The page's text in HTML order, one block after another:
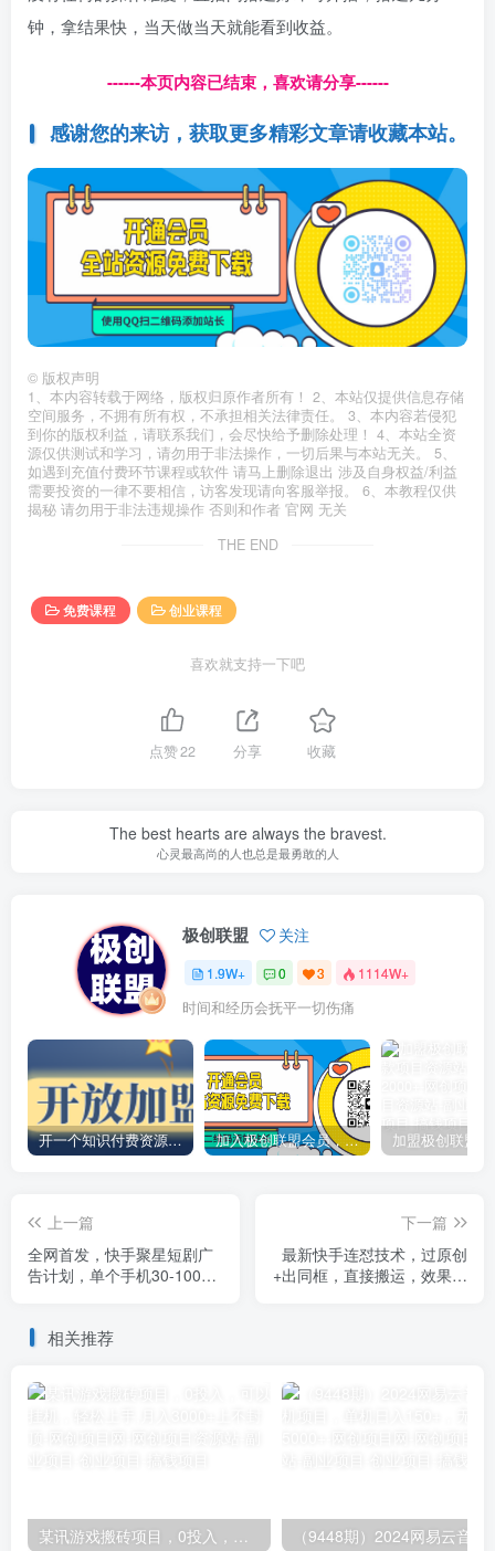
钟，拿结果快，当天做当天就能看到收益。
------本页内容已结束，喜欢请分享------
感谢您的来访，获取更多精彩文章请收藏本站。
© 版权声明
1、本内容转载于网络，版权归原作者所有！ 2、本站仅提供信息存储
空间服务，不拥有所有权，不承担相关法律责任。 3、本内容若侵犯
到你的版权利益，请联系我们，会尽快给予删除处理！ 4、本站全资
源仅供测试和学习，请勿用于非法操作，一切后果与本站无关。 5、
如遇到充值付费环节课程或软件 请马上删除退出 涉及自身权益/利益
需要投资的一律不要相信，访客发现请向客服举报。 6、本教程仅供
揭秘 请勿用于非法违规操作 否则和作者 官网 无关
THE END
免费课程 创业课程
喜欢就支持一下吧
点赞22 分享 收藏
The best hearts are always the bravest.
心灵最高尚的人也总是最勇敢的人
极创联盟 关注
1.9W+ 0 3 1114W+
时间和经历会抚平一切伤痛
开一个知识付费资源网站，小白也能日入1000+ 加入极创联盟会员，全站资源免费学习。
上一篇
全网首发，快手聚星短剧广
告计划，单个手机30-100，
下一篇
最新快手连怼技术，过原创
+出同框，直接搬运，效果杠
相关推荐